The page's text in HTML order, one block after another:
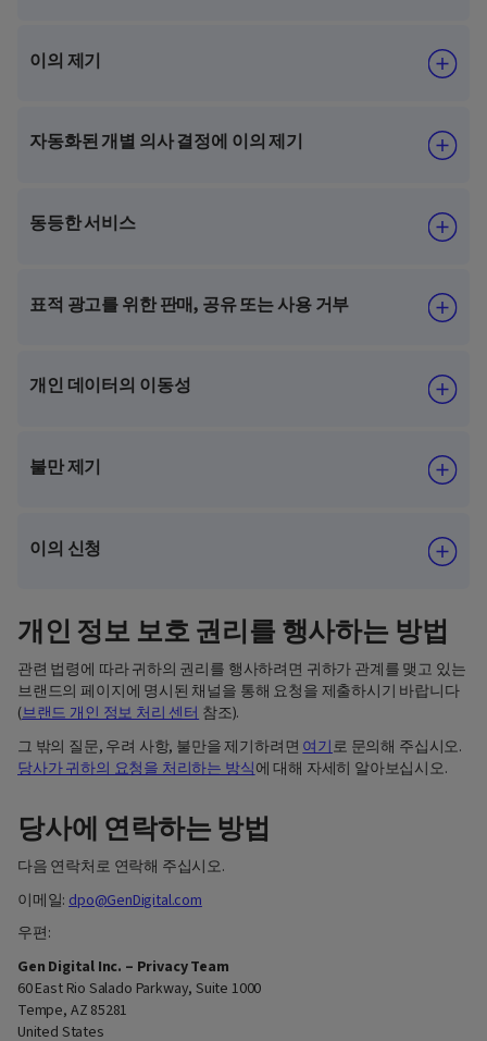
이의 제기
자동화된 개별 의사 결정에 이의 제기
동등한 서비스
표적 광고를 위한 판매, 공유 또는 사용 거부
개인 데이터의 이동성
불만 제기
이의 신청
개인 정보 보호 권리를 행사하는 방법
관련 법령에 따라 귀하의 권리를 행사하려면 귀하가 관계를 맺고 있는
브랜드의 페이지에 명시된 채널을 통해 요청을 제출하시기 바랍니다
(브랜드 개인 정보 처리 센터 참조).
그 밖의 질문, 우려 사항, 불만을 제기하려면 여기로 문의해 주십시오.
당사가 귀하의 요청을 처리하는 방식에 대해 자세히 알아보십시오.
당사에 연락하는 방법
다음 연락처로 연락해 주십시오.
이메일: dpo@GenDigital.com
우편:
Gen Digital Inc. – Privacy Team
60 East Rio Salado Parkway, Suite 1000
Tempe, AZ 85281
United States